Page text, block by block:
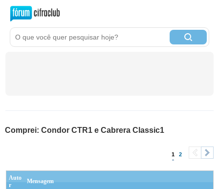
Comprei: Condor CTR1 e Cabrera Classic1
1 2
Auto
r
Mensagem